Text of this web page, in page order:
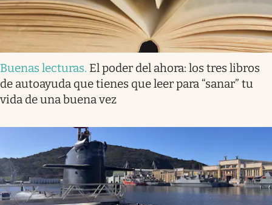
Buenas lecturas. El poder del ahora: los tres libros
de autoayuda que tienes que leer para “sanar” tu
vida de una buena vez